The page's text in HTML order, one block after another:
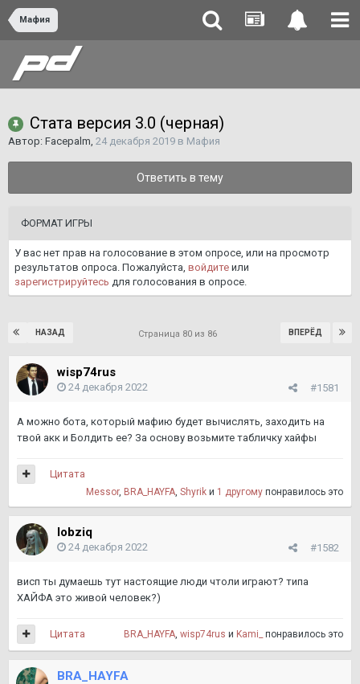
Мафия
Стата версия 3.0 (черная)
Автор: Facepalm, 24 декабря 2019 в Мафия
Ответить в тему
ФОРМАТ ИГРЫ
У вас нет прав на голосование в этом опросе, или на просмотр
результатов опроса. Пожалуйста, войдите или
зарегистрируйтесь для голосования в опросе.
НАЗАД ВПЕРЁД
Страница 80 из 86
wisp74rus
#1581
24 декабря 2022
А можно бота, который мафию будет вычислять, заходить на
твой акк и Болдить ее? За основу возьмите табличку хайфы
Messor, BRA_HAYFA, Shyrik и 1 другому понравилось это
Цитата
lobziq
#1582
24 декабря 2022
висп ты думаешь тут настоящие люди чтоли играют? типа
ХАЙФА это живой человек?)
BRA_HAYFA, wisp74rus и Kami_ понравилось это
Цитата
BRA_HAYFA